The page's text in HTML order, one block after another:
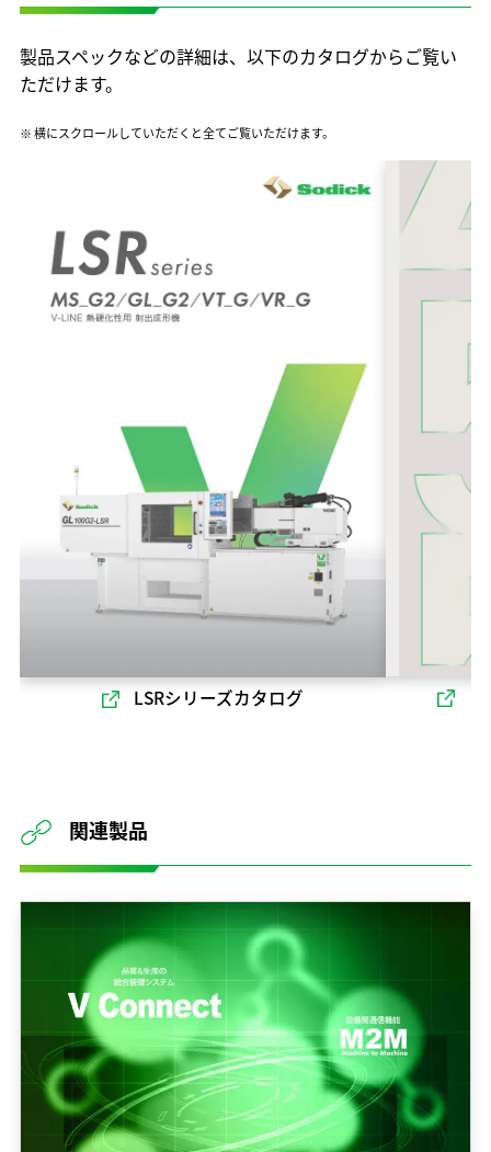
製品スペックなどの詳細は、以下のカタログからご覧い
ただけます。
※ 横にスクロールしていただくと全てご覧いただけます。
LSRシリーズカタログ
関連製品